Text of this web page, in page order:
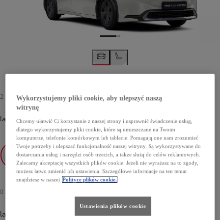
2 500 zł- 3 500 zł
lakier metalizowany-089 Platinum White Pearl 3 500 zł
089 Platinum White Pearl
3U5 Imperial Red1L0 Shimmering Silver
5C5 Mustard 1M2 Storm Grey229 Neutral Black
0 zł
lakier podstawowy
Wykorzystujemy pliki cookie, aby ulepszyć naszą
witrynę
Chcemy ułatwić Ci korzystanie z naszej strony i usprawnić świadczenie usług,
dlatego wykorzystujemy pliki cookie, które są umieszczane na Twoim
komputerze, telefonie komórkowym lub tablecie. Pomagają one nam zrozumieć
Twoje potrzeby i ulepszać funkcjonalność naszej witryny. Są wykorzystywane do
dostarczania usług i narzędzi osób trzecich, a także służą do celów reklamowych.
Zalecamy akceptację wszystkich plików cookie. Jeżeli nie wyrażasz na to zgody,
możesz łatwo zmienić ich ustawienia. Szczegółowe informacje na ten temat
znajdziesz w naszej Polityce plików cookie.
Ustawienia plików cookie